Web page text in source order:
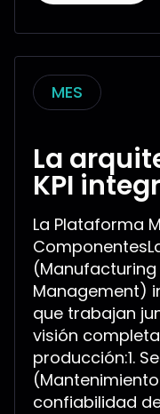
MES
La
KPI
La Plataforma
Management)
que trabajan
visión
producción:1.
confiabilidad